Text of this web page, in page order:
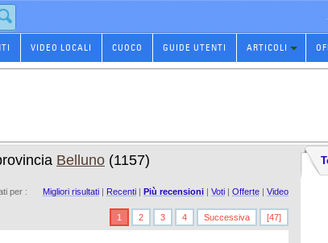
VIDEO LOCALI CUOCO GUIDE UTENTI ARTICOLI
Belluno (1157)
per : Migliori risultati | Recenti | Più recensioni | Voti | Offerte | Video
1 2 3 4 Successiva [47]